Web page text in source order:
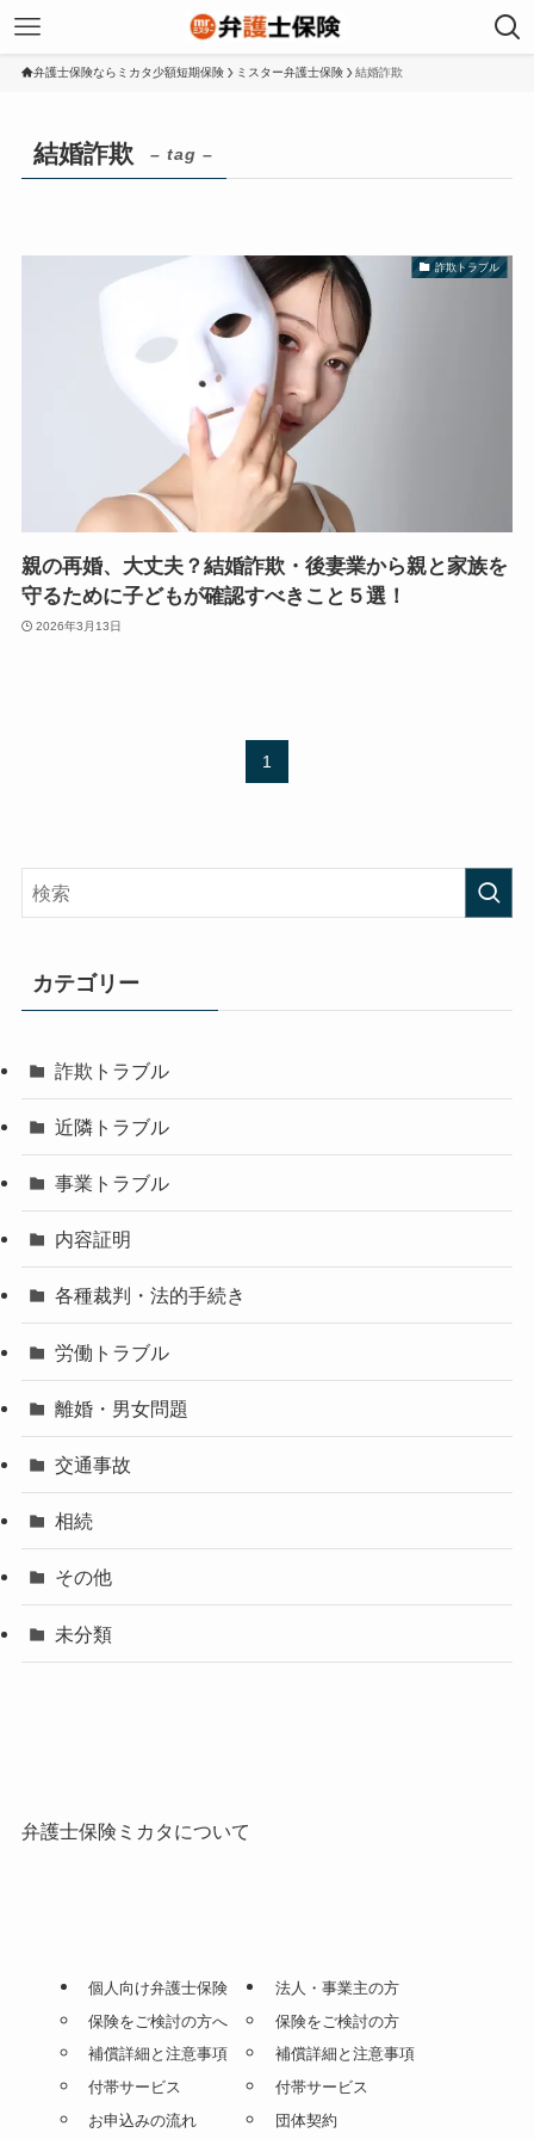
弁護士保険ならミカタ少額短期保険 ミスター弁護士保険 結婚詐欺
結婚詐欺 – tag –
詐欺トラブル
親の再婚、大丈夫？結婚詐欺・後妻業から親と家族を
守るために子どもが確認すべきこと５選！
2026年3月13日
1
カテゴリー
詐欺トラブル
近隣トラブル
事業トラブル
内容証明
各種裁判・法的手続き
労働トラブル
離婚・男女問題
交通事故
相続
その他
未分類
弁護士保険ミカタについて
個人向け弁護士保険
保険をご検討の方へ
補償詳細と注意事項
付帯サービス
お申込みの流れ
法人・事業主の方
保険をご検討の方
補償詳細と注意事項
付帯サービス
団体契約